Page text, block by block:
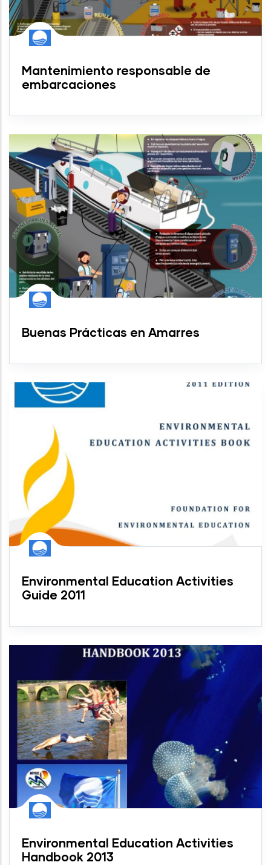
Mantenimiento responsable de
embarcaciones
Buenas Prácticas en Amarres
Environmental Education Activities
Guide 2011
Environmental Education Activities
Handbook 2013